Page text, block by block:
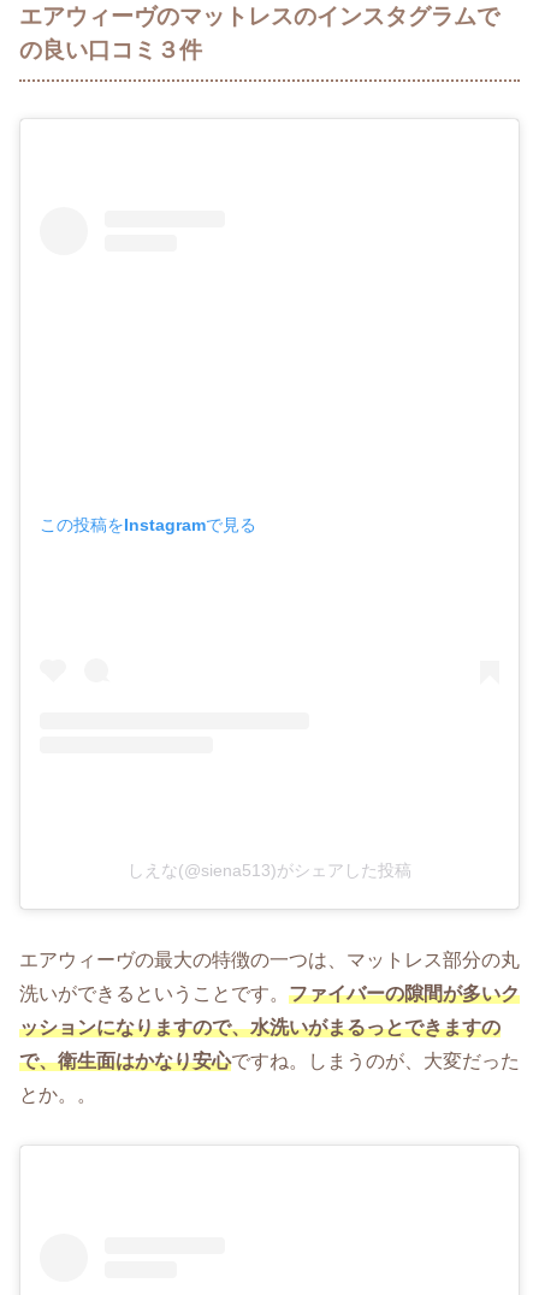
エアウィーヴのマットレスのインスタグラムで
の良い口コミ３件
この投稿をInstagramで見る
しえな(@siena513)がシェアした投稿
エアウィーヴの最大の特徴の一つは、マットレス部分の丸
洗いができるということです。 ファイバーの隙間が多いク
ッションになりますので、水洗いがまるっとできますの
で、衛生面はかなり安心ですね。しまうのが、大変だった
とか。。